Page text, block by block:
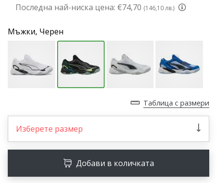
амбасадор
марката.
11. 8. 2022
•
1 мин. четене
програма
WeplayVolleyball
Имате
ли
Последна най-ниска цена: €74,70 (146,10 лв.)
Мъжки, Черен
Таблица с размери
Изберете размер
Добави в количката